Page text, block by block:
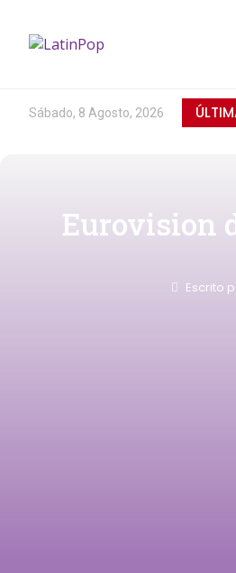
Sábado, 8 Agosto, 2026
Eurovision
Escrito